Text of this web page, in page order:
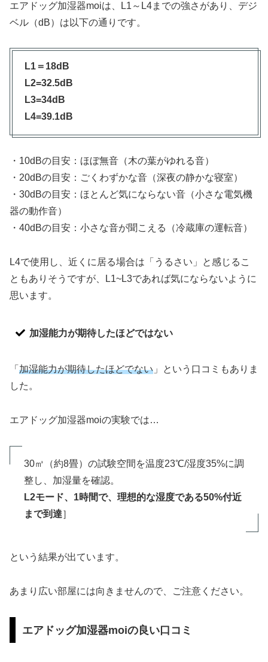
エアドッグ加湿器moiは、L1～L4までの強さがあり、デジ
ベル（dB）は以下の通りです。
L1＝18dB
L2=32.5dB
L3=34dB
L4=39.1dB
・10dBの目安：ほぼ無音（木の葉がゆれる音）
・20dBの目安：ごくわずかな音（深夜の静かな寝室）
・30dBの目安：ほとんど気にならない音（小さな電気機
器の動作音）
・40dBの目安：小さな音が聞こえる（冷蔵庫の運転音）
L4で使用し、近くに居る場合は「うるさい」と感じるこ
ともありそうですが、L1~L3であれば気にならないように
思います。
加湿能力が期待したほどではない
「 加湿能力が期待したほどでない 」という口コミもありま
した。
エアドッグ加湿器moiの実験では…
30㎥（約8畳）の試験空間を温度23℃/湿度35%に調
整し、加湿量を確認。
L2モード、1時間で、理想的な湿度である50%付近
まで到達］
という結果が出ています。
あまり広い部屋には向きませんので、ご注意ください。
エアドッグ加湿器moiの良い口コミ